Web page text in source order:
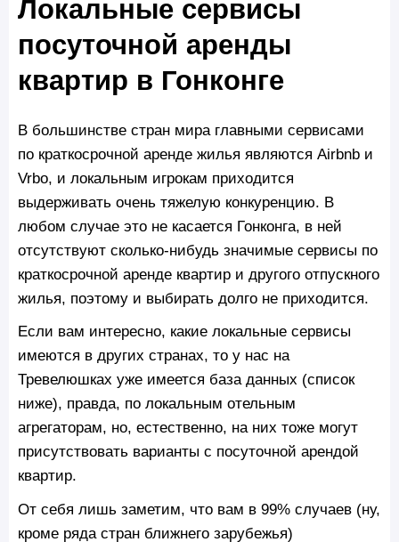
Локальные сервисы
посуточной аренды
квартир в Гонконге
В большинстве стран мира главными сервисами
по краткосрочной аренде жилья являются Airbnb и
Vrbo, и локальным игрокам приходится
выдерживать очень тяжелую конкуренцию. В
любом случае это не касается Гонконга, в ней
отсутствуют сколько-нибудь значимые сервисы по
краткосрочной аренде квартир и другого отпускного
жилья, поэтому и выбирать долго не приходится.
Если вам интересно, какие локальные сервисы
имеются в других странах, то у нас на
Тревелюшках уже имеется база данных (список
ниже), правда, по локальным отельным
агрегаторам, но, естественно, на них тоже могут
присутствовать варианты с посуточной арендой
квартир.
От себя лишь заметим, что вам в 99% случаев (ну,
кроме ряда стран ближнего зарубежья)